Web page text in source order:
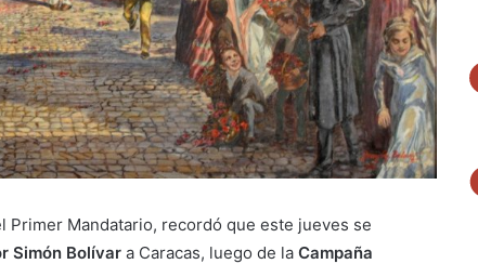
Primer Mandatario, recordó que este jueves se
Simón Bolívar a Caracas, luego de la Campaña